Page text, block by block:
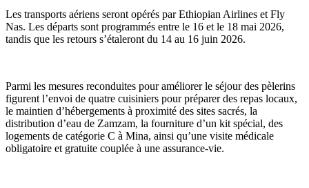
Les transports aériens seront opérés par Ethiopian Airlines et Fly
Nas. Les départs sont programmés entre le 16 et le 18 mai 2026,
tandis que les retours s’étaleront du 14 au 16 juin 2026.
Parmi les mesures reconduites pour améliorer le séjour des pèlerins
figurent l’envoi de quatre cuisiniers pour préparer des repas locaux,
le maintien d’hébergements à proximité des sites sacrés, la
distribution d’eau de Zamzam, la fourniture d’un kit spécial, des
logements de catégorie C à Mina, ainsi qu’une visite médicale
obligatoire et gratuite couplée à une assurance-vie.